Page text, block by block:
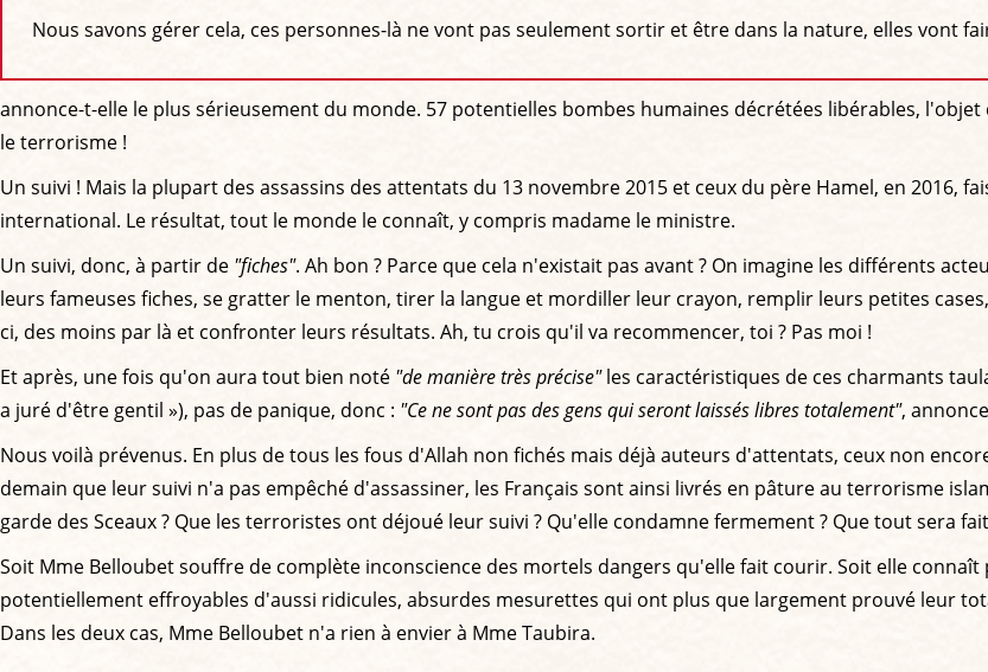
Nous savons gérer cela, ces personnes-là ne vont pas seulement sortir et être dans la nature, elles vont
annonce-t-elle le plus sérieusement du monde. 57 potentielles bombes humaines décrétées libérables,
le terrorisme !
Un suivi ! Mais la plupart des assassins des attentats du 13 novembre 2015 et ceux du père Hamel, en 2016,
international. Le résultat, tout le monde le connaît, y compris madame le ministre.
Un suivi, donc, à partir de "fiches". Ah bon ? Parce que cela n'existait pas avant ? On imagine les différents
leurs fameuses fiches, se gratter le menton, tirer la langue et mordiller leur crayon, remplir leurs petites
ci, des moins par là et confronter leurs résultats. Ah, tu crois qu'il va recommencer, toi ? Pas moi !
Et après, une fois qu'on aura tout bien noté "de manière très précise"les caractéristiques de ces charmants
a juré d'être gentil »), pas de panique, donc : "Ce ne sont pas des gens qui seront laissés libres totalement",
Nous voilà prévenus. En plus de tous les fous d'Allah non fichés mais déjà auteurs d'attentats, ceux non
demain que leur suivi n'a pas empêché d'assassiner, les Français sont ainsi livrés en pâture au terrorisme
garde des Sceaux ? Que les terroristes ont déjoué leur suivi ? Qu'elle condamne fermement ? Que tout sera
Soit Mme Belloubet souffre de complète inconscience des mortels dangers qu'elle fait courir. Soit elle
potentiellement effroyables d'aussi ridicules, absurdes mesurettes qui ont plus que largement prouvé leur
Dans les deux cas, Mme Belloubet n'a rien à envier à Mme Taubira.